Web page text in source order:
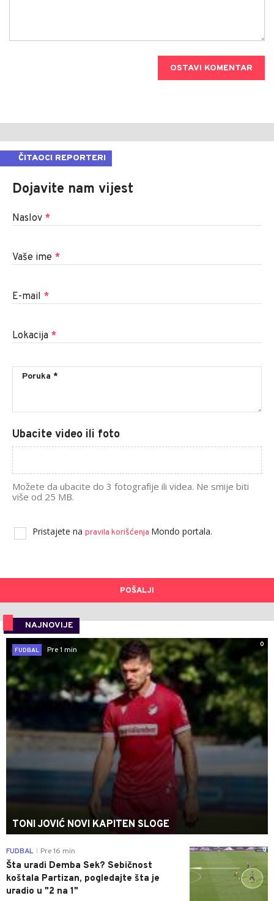
OSTAVI KOMENTAR
ČITAOCI REPORTERI
Dojavite nam vijest
Naslov *
Vaše ime *
E-mail *
Lokacija *
Ubacite video ili foto
Možete da ubacite do 3 fotografije ili videa. Ne smije biti
više od 25 MB.
Pristajete na pravila korišćenja Mondo portala.
POŠALJI
NAJNOVIJE
0
FUDBAL
Pre 1 min
TONI JOVIĆ NOVI KAPITEN SLOGE
0
FUDBAL Pre 16 min
Šta uradi Demba Sek? Sebičnost
koštala Partizan, pogledajte šta je
uradio u "2 na 1"